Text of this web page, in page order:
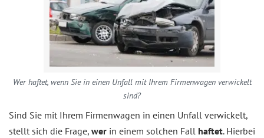
Wer haftet, wenn Sie in einen Unfall mit Ihrem Firmenwagen verwickelt
sind?
Sind Sie mit Ihrem Firmenwagen in einen Unfall verwickelt,
stellt sich die Frage, wer in einem solchen Fall haftet. Hierbei